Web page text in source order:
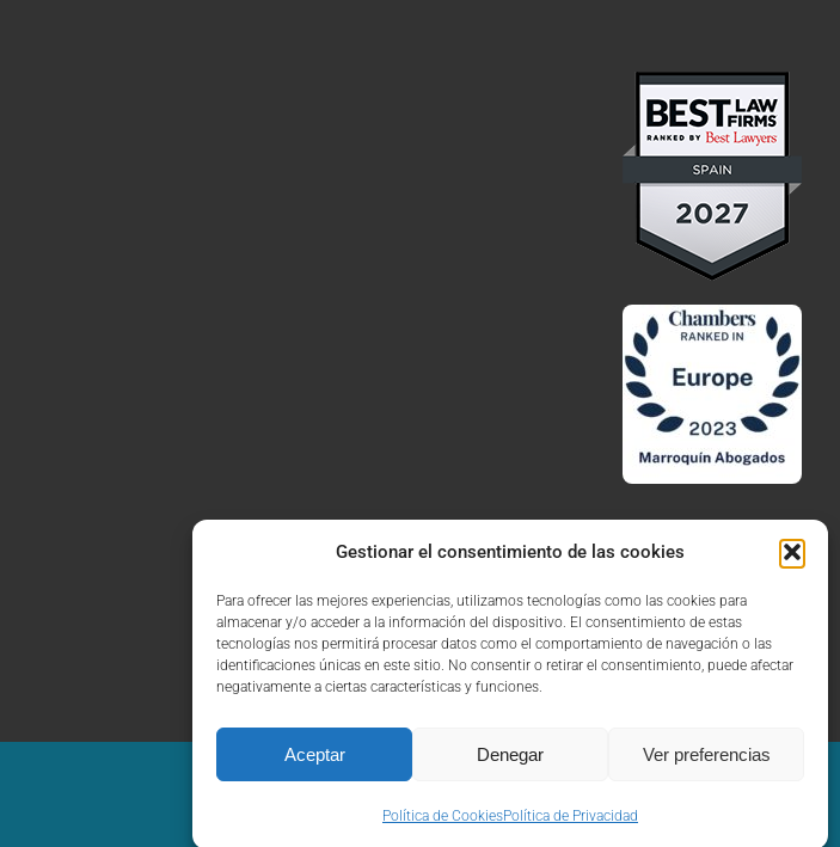
Gestionar el consentimiento de las cookies
Para ofrecer las mejores experiencias, utilizamos tecnologías como las cookies para
almacenar y/o acceder a la información del dispositivo. El consentimiento de estas
tecnologías nos permitirá procesar datos como el comportamiento de navegación o las
identificaciones únicas en este sitio. No consentir o retirar el consentimiento, puede afectar
negativamente a ciertas características y funciones.
Aceptar Denegar Ver preferencias
Política de CookiesPolítica de Privacidad
Aviso Legal Política de Privacidad Política de Cookies